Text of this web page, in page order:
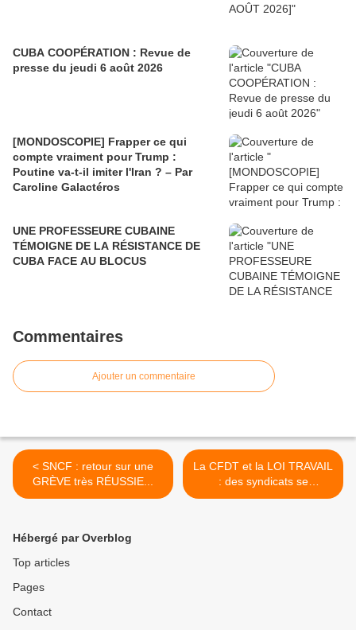
CUBA COOPÉRATION : Revue de
presse du jeudi 6 août 2026
[MONDOSCOPIE] Frapper ce qui
compte vraiment pour Trump :
Poutine va-t-il imiter l'Iran ? – Par
Caroline Galactéros
UNE PROFESSEURE CUBAINE
TÉMOIGNE DE LA RÉSISTANCE DE
CUBA FACE AU BLOCUS
Commentaires
Ajouter un commentaire
< SNCF : retour sur une
GRÈVE très RÉUSSIE...
La CFDT et la LOI TRAVAIL
: des syndicats se
désolidarisent de la
Hébergé par Overblog
Top articles
Pages
Contact